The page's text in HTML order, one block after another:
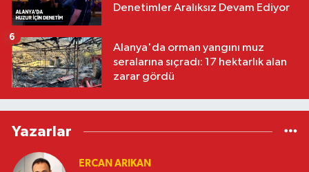
Denetimler Aralıksız Devam Ediyor
Alanya'da orman yangını muz
seralarına sıçradı: 17 hektarlık alan
zarar gördü
6
Yazarlar
ERCAN ARIKAN